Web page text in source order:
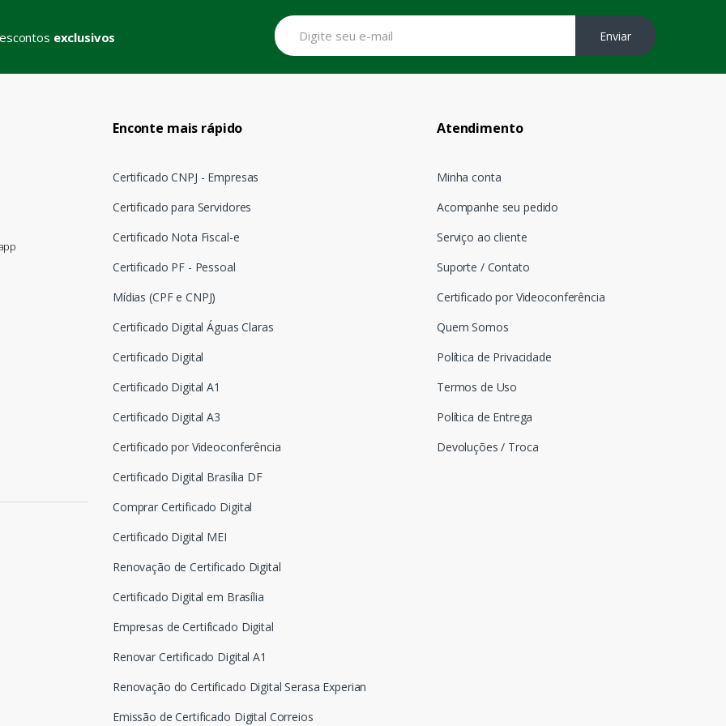
exclusivos Enviar
Enconte mais rápido
Certificado CNPJ - Empresas
Certificado para Servidores
Certificado Nota Fiscal-e
Certificado PF - Pessoal
Mídias (CPF e CNPJ)
Certificado Digital Águas Claras
Certificado Digital
Certificado Digital A1
Certificado Digital A3
Certificado por Videoconferência
Certificado Digital Brasília DF
Comprar Certificado Digital
Certificado Digital MEI
Renovação de Certificado Digital
Certificado Digital em Brasília
Empresas de Certificado Digital
Renovar Certificado Digital A1
Renovação do Certificado Digital Serasa Experian
Emissão de Certificado Digital Correios
Atendimento
Minha conta
Acompanhe seu pedido
Serviço ao cliente
Suporte / Contato
Certificado por Videoconferência
Quem Somos
Política de Privacidade
Termos de Uso
Política de Entrega
Devoluções / Troca